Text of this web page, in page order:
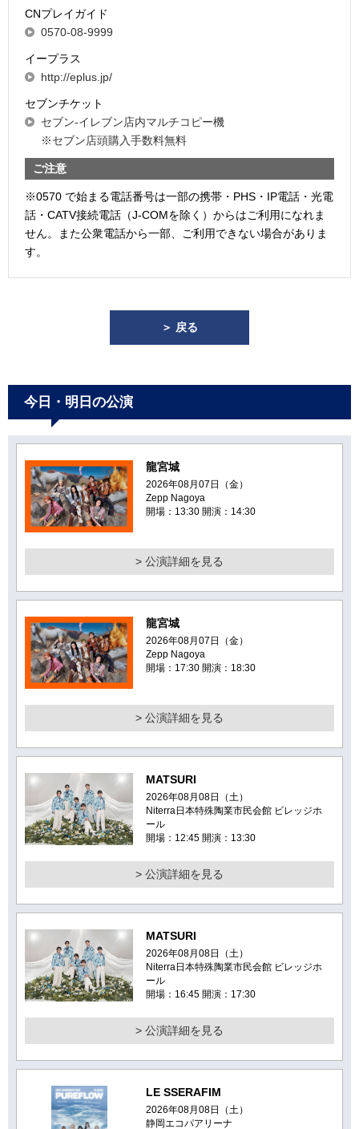
CNプレイガイド
0570-08-9999
イープラス
http://eplus.jp/
セブンチケット
セブン-イレブン店内マルチコピー機
※セブン店頭購入手数料無料
ご注意
※0570 で始まる電話番号は一部の携帯・PHS・IP電話・光電
話・CATV接続電話（J-COMを除く）からはご利用になれま
せん。また公衆電話から一部、ご利用できない場合がありま
す。
＞ 戻る
今日・明日の公演
龍宮城
2026年08月07日（金）
Zepp Nagoya
開場：13:30 開演：14:30
> 公演詳細を見る
龍宮城
2026年08月07日（金）
Zepp Nagoya
開場：17:30 開演：18:30
> 公演詳細を見る
MATSURI
2026年08月08日（土）
Niterra日本特殊陶業市民会館 ビレッジホ
ール
開場：12:45 開演：13:30
> 公演詳細を見る
MATSURI
2026年08月08日（土）
Niterra日本特殊陶業市民会館 ビレッジホ
ール
開場：16:45 開演：17:30
> 公演詳細を見る
LE SSERAFIM
2026年08月08日（土）
静岡エコパアリーナ